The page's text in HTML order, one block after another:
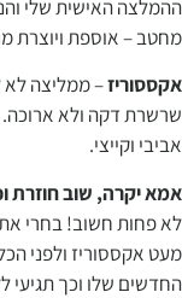
ההמלצה האישית שלי
מחטב – אוספת ויוצרת
אקססוריז– ממליצה לא
שרשרת דקה ולא ארוכה.
אביבי וקייצי.
אמא יקרה, שוב חוזרת
לא פחות חשוב! בחרי
מעט אקססוריז ולפני
החדשים שלו וכך